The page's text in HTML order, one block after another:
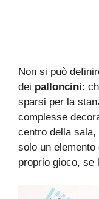
Non si può
dei palloncini:
sparsi per la
complesse
centro della sala,
solo un
proprio gioco, se